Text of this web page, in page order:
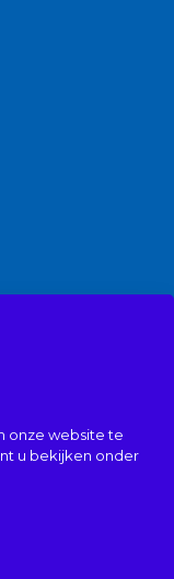
over ons
onze website te
u bekijken onder